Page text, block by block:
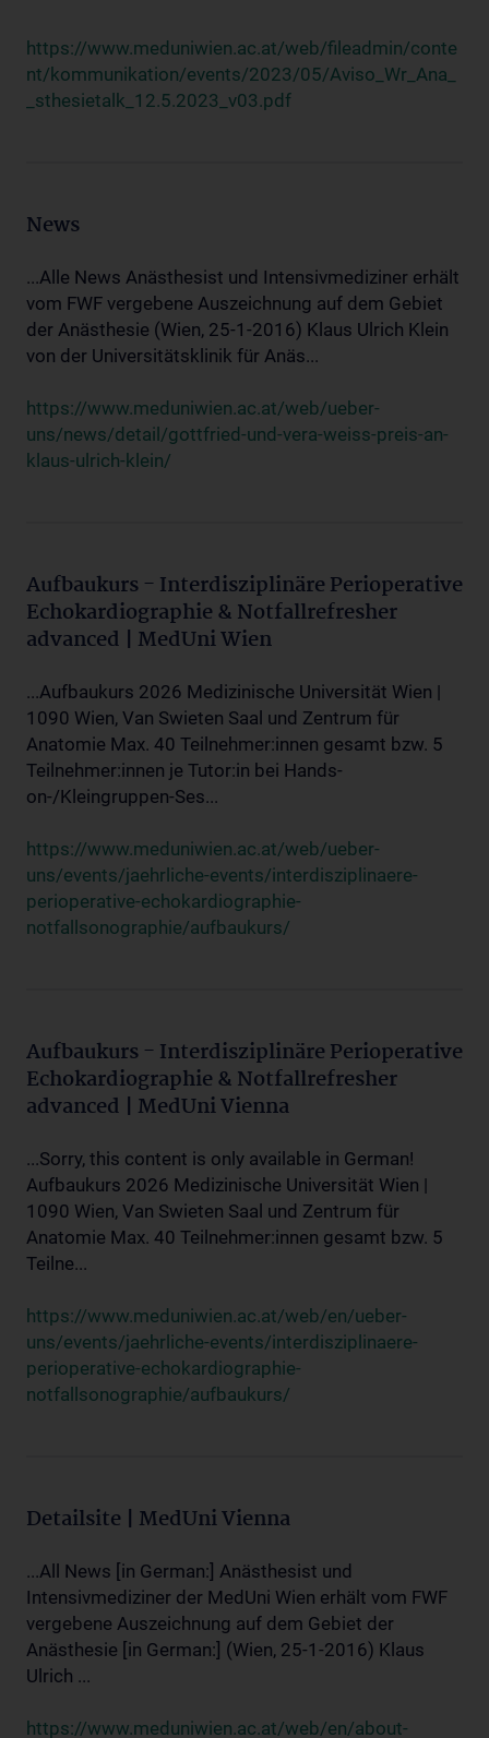
https://www.meduniwien.ac.at/web/fileadmin/conte
nt/kommunikation/events/2023/05/Aviso_Wr_Ana_
_sthesietalk_12.5.2023_v03.pdf
News
...Alle News Anästhesist und Intensivmediziner erhält
vom FWF vergebene Auszeichnung auf dem Gebiet
der Anästhesie (Wien, 25-1-2016) Klaus Ulrich Klein
von der Universitätsklinik für Anäs...
https://www.meduniwien.ac.at/web/ueber-
uns/news/detail/gottfried-und-vera-weiss-preis-an-
klaus-ulrich-klein/
Aufbaukurs - Interdisziplinäre Perioperative
Echokardiographie & Notfallrefresher
advanced | MedUni Wien
...Aufbaukurs 2026 Medizinische Universität Wien |
1090 Wien, Van Swieten Saal und Zentrum für
Anatomie Max. 40 Teilnehmer:innen gesamt bzw. 5
Teilnehmer:innen je Tutor:in bei Hands-
on-/Kleingruppen-Ses...
https://www.meduniwien.ac.at/web/ueber-
uns/events/jaehrliche-events/interdisziplinaere-
perioperative-echokardiographie-
notfallsonographie/aufbaukurs/
Aufbaukurs - Interdisziplinäre Perioperative
Echokardiographie & Notfallrefresher
advanced | MedUni Vienna
...Sorry, this content is only available in German!
Aufbaukurs 2026 Medizinische Universität Wien |
1090 Wien, Van Swieten Saal und Zentrum für
Anatomie Max. 40 Teilnehmer:innen gesamt bzw. 5
Teilne...
https://www.meduniwien.ac.at/web/en/ueber-
uns/events/jaehrliche-events/interdisziplinaere-
perioperative-echokardiographie-
notfallsonographie/aufbaukurs/
Detailsite | MedUni Vienna
...All News [in German:] Anästhesist und
Intensivmediziner der MedUni Wien erhält vom FWF
vergebene Auszeichnung auf dem Gebiet der
Anästhesie [in German:] (Wien, 25-1-2016) Klaus
Ulrich ...
https://www.meduniwien.ac.at/web/en/about-